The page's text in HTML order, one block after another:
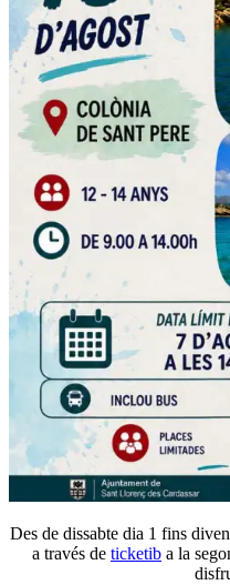
Des de dissabte dia 1 fins
a través de ticketib a la